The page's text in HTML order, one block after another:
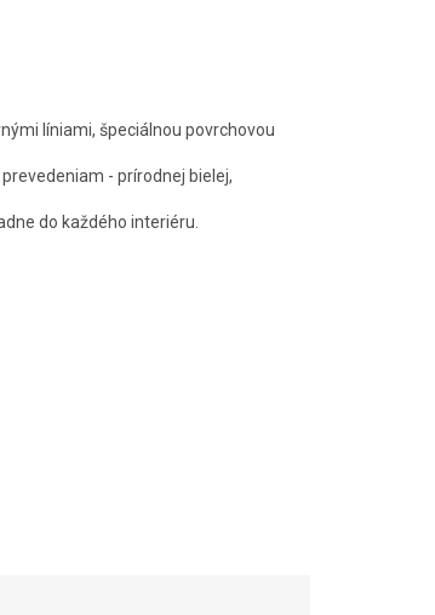
líniami, špeciálnou povrchovou
- prírodnej bielej,
do každého interiéru.